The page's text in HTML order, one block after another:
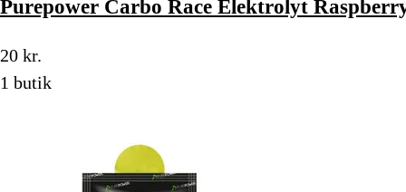
Purepower Carbo Race Elektrolyt
20 kr.
1 butik